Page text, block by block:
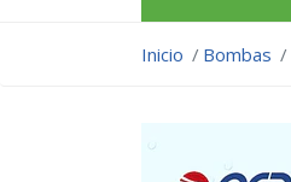
Inicio Bombas